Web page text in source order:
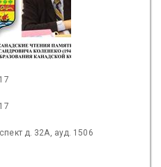
д. 32А, ауд. 1506